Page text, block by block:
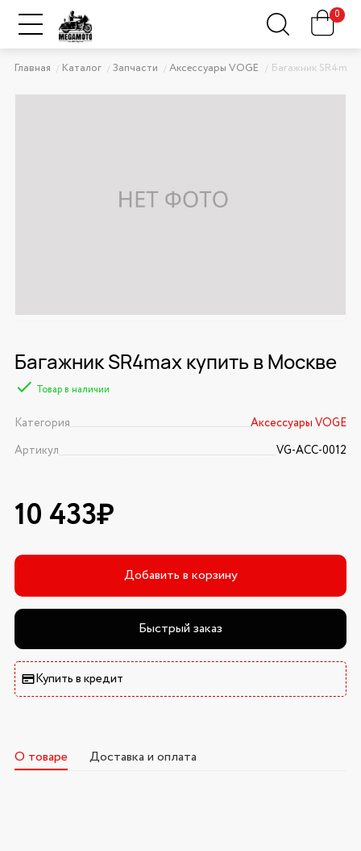
0
Главная Каталог Запчасти Аксессуары VOGE Багажник SR4max
Багажник SR4max купить в Москве
Товар в наличии
Категория
Аксессуары VOGE
Артикул
VG-ACC-0012
10 433₽
Добавить в корзину
Быстрый заказ
Купить в кредит
О товаре Доставка и оплата